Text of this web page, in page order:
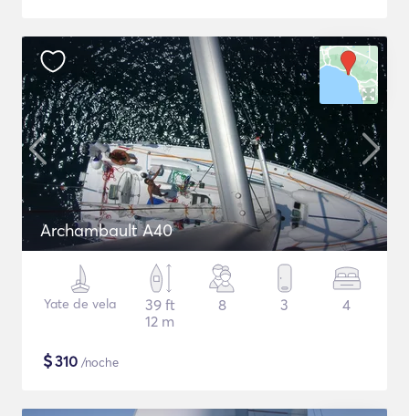
Archambault A40
Yate de vela
39 ft
12 m
8 3 4
$310 /noche